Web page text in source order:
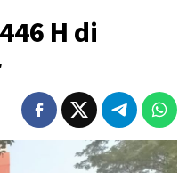
H di